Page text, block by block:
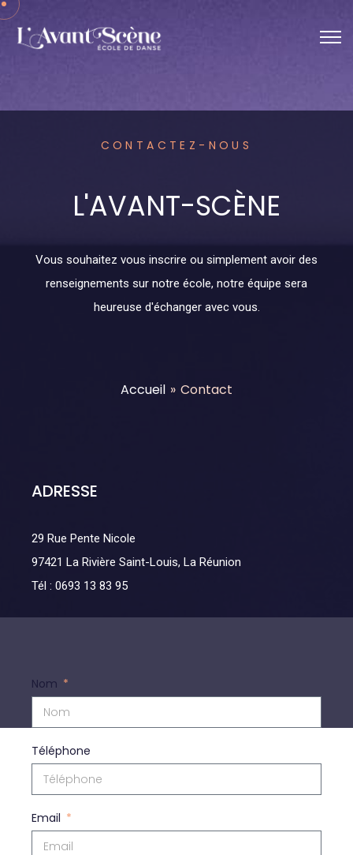
CONTACTEZ-NOUS
L'AVANT-SCÈNE
Vous souhaitez vous inscrire ou simplement avoir des
renseignements sur notre école, notre équipe sera
heureuse d'échanger avec vous.
Accueil » Contact
ADRESSE
29 Rue Pente Nicole
97421 La Rivière Saint-Louis, La Réunion
Tél : 0693 13 83 95
Nom
Téléphone
Email